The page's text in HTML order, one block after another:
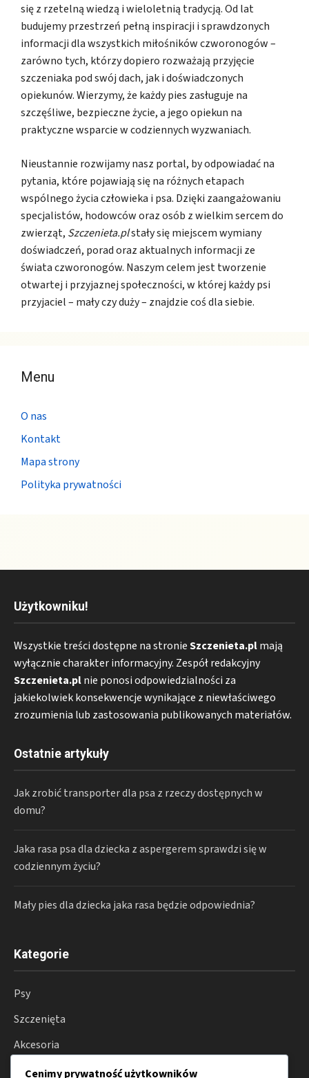
się z rzetelną wiedzą i wieloletnią tradycją. Od lat
budujemy przestrzeń pełną inspiracji i sprawdzonych
informacji dla wszystkich miłośników czworonogów –
zarówno tych, którzy dopiero rozważają przyjęcie
szczeniaka pod swój dach, jak i doświadczonych
opiekunów. Wierzymy, że każdy pies zasługuje na
szczęśliwe, bezpieczne życie, a jego opiekun na
praktyczne wsparcie w codziennych wyzwaniach.
Nieustannie rozwijamy nasz portal, by odpowiadać na
pytania, które pojawiają się na różnych etapach
wspólnego życia człowieka i psa. Dzięki zaangażowaniu
specjalistów, hodowców oraz osób z wielkim sercem do
zwierząt, Szczenieta.plstały się miejscem wymiany
doświadczeń, porad oraz aktualnych informacji ze
świata czworonogów. Naszym celem jest tworzenie
otwartej i przyjaznej społeczności, w której każdy psi
przyjaciel – mały czy duży – znajdzie coś dla siebie.
Menu
O nas
Kontakt
Mapa strony
Polityka prywatności
Użytkowniku!
Wszystkie treści dostępne na stronieSzczenieta.plmają
wyłącznie charakter informacyjny. Zespół redakcyjny
Szczenieta.plnie ponosi odpowiedzialności za
jakiekolwiek konsekwencje wynikające z niewłaściwego
zrozumienia lub zastosowania publikowanych materiałów.
Ostatnie artykuły
Jak zrobić transporter dla psa z rzeczy dostępnych w
domu?
Jaka rasa psa dla dziecka z aspergerem sprawdzi się w
codziennym życiu?
Mały pies dla dziecka jaka rasa będzie odpowiednia?
Kategorie
Psy
Szczenięta
Akcesoria
Zdrowie psów
Cenimy prywatność użytkowników